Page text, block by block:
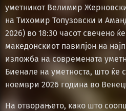
уметникот Велимир
на Тихомир Топузовски и
2026) во 18:30 часот свечено
македонскиот павилјон на
изложба на современата
Биенале на уметноста, што ќе
ноември 2026 година во
На отворањето, како што